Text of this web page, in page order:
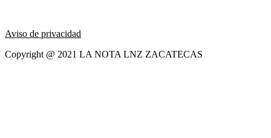
Aviso de privacidad
Copyright @ 2021 LA NOTA LNZ ZACATECAS